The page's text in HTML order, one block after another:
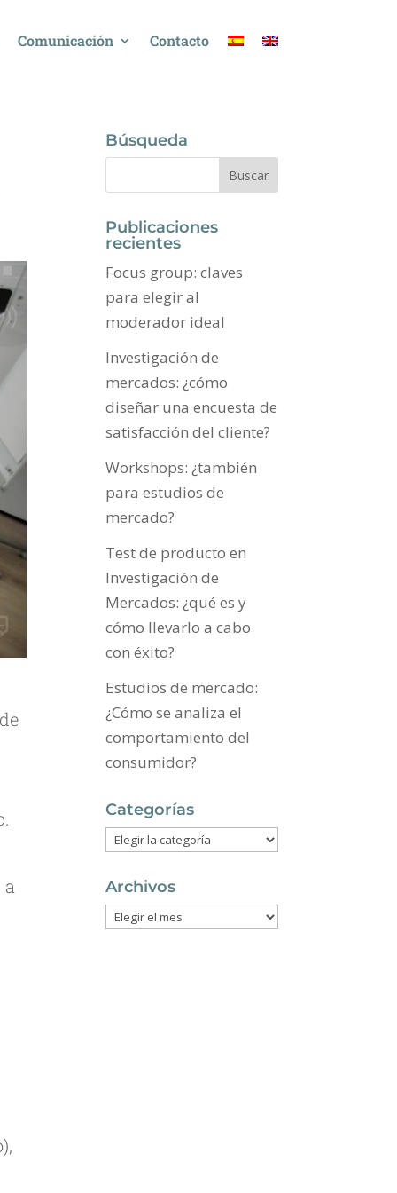
Comunicación Contacto
Búsqueda
Publicaciones
recientes
Focus group: claves
para elegir al
moderador ideal
Investigación de
mercados: ¿cómo
diseñar una encuesta de
satisfacción del cliente?
Workshops: ¿también
para estudios de
mercado?
Test de producto en
Investigación de
Mercados: ¿qué es y
cómo llevarlo a cabo
con éxito?
Estudios de mercado:
¿Cómo se analiza el
comportamiento del
consumidor?
Categorías
Categorías
Archivos
Archivos